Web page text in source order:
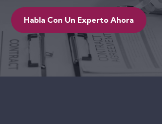
Habla Con Un Experto Ahora